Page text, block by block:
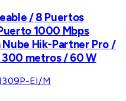
/ 8 Puertos
1000 Mbps
Hik-Partner Pro /
300 metros / 60 W
EI/M